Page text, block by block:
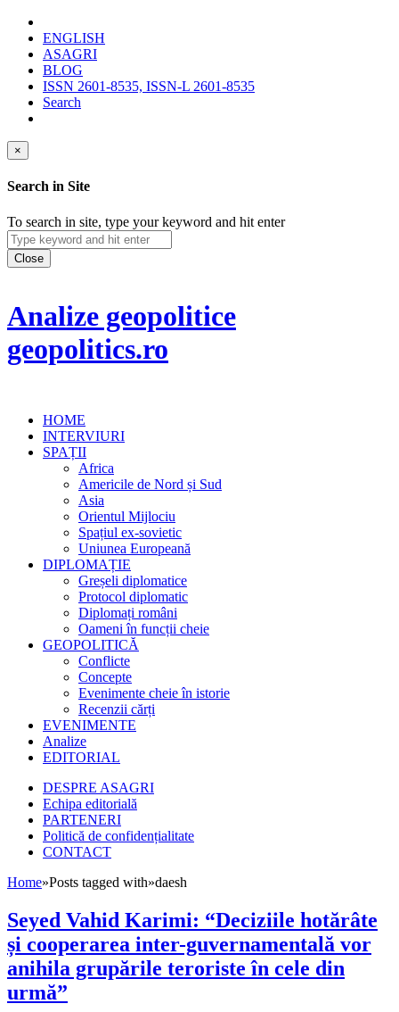
ENGLISH
ASAGRI
BLOG
ISSN 2601-8535, ISSN-L 2601-8535
Search
×
Search in Site
To search in site, type your keyword and hit enter
Close
Analize geopolitice
geopolitics.ro
HOME
INTERVIURI
SPAȚII
Africa
Americile de Nord și Sud
Asia
Orientul Mijlociu
Spațiul ex-sovietic
Uniunea Europeană
DIPLOMAȚIE
Greșeli diplomatice
Protocol diplomatic
Diplomați români
Oameni în funcții cheie
GEOPOLITICĂ
Conflicte
Concepte
Evenimente cheie în istorie
Recenzii cărți
EVENIMENTE
Analize
EDITORIAL
DESPRE ASAGRI
Echipa editorială
PARTENERI
Politică de confidențialitate
CONTACT
Home»Posts tagged with»daesh
Seyed Vahid Karimi: “Deciziile hotărâte
și cooperarea inter-guvernamentală vor
anihila grupările teroriste în cele din
urmă”